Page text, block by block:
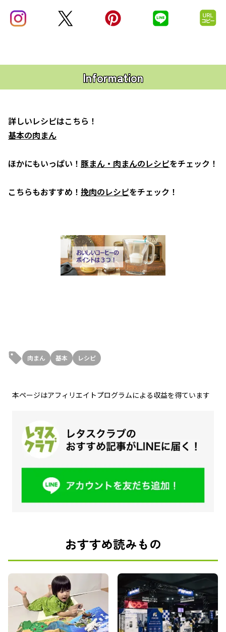
Information
詳しいレシピはこちら！
基本の肉まん
ほかにもいっぱい！ 豚まん・肉まんのレシピをチェック！
こちらもおすすめ！ 挽肉のレシピをチェック！
肉まん 基本 レシピ
本ページはアフィリエイトプログラムによる収益を得ています
おすすめ読みもの